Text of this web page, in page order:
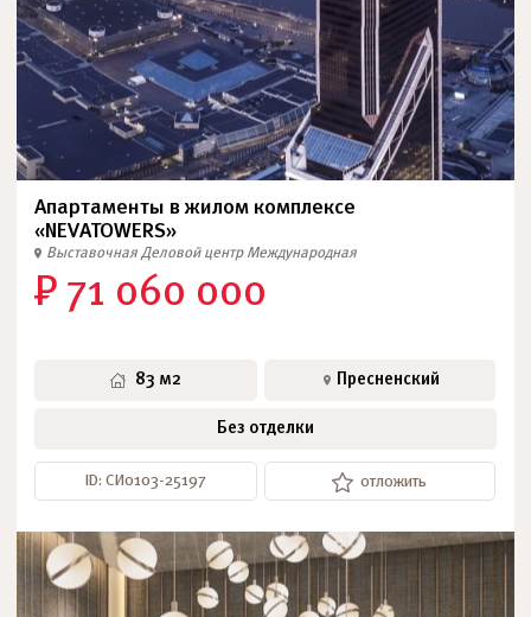
Апартаменты в жилом комплексе
«NEVATOWERS»
Выставочная Деловой центр Международная
₽ 71 060 000
83 м2 Пресненский
Без отделки
ID: СИ0103-25197 отложить